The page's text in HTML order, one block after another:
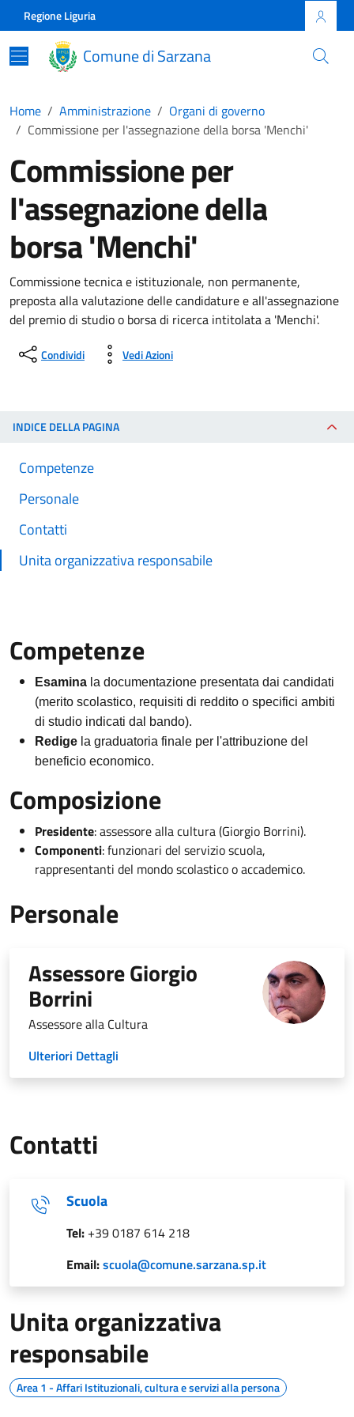
Skip to main content
Comune di Sarzana
Regione Liguria
Comune di Sarzana
Home Amministrazione
Organi di governo
Commissione per l'assegnazione della borsa 'Menchi'
Commissione per
l'assegnazione della
borsa 'Menchi'
Commissione tecnica e istituzionale, non permanente,
preposta alla valutazione delle candidature e all'assegnazione
del premio di studio o borsa di ricerca intitolata a 'Menchi'.
Condividi Vedi Azioni
INDICE DELLA PAGINA
Competenze
Personale
Contatti
Unita organizzativa responsabile
Competenze
Esamina la documentazione presentata dai candidati
(merito scolastico, requisiti di reddito o specifici ambiti
di studio indicati dal bando).
Redige la graduatoria finale per l'attribuzione del
beneficio economico.
Composizione
Presidente: assessore alla cultura (Giorgio Borrini).
Componenti: funzionari del servizio scuola,
rappresentanti del mondo scolastico o accademico.
Personale
Assessore Giorgio
Borrini
Assessore alla Cultura
Ulteriori Dettagli
Contatti
Scuola
Tel: +39 0187 614 218
Email:scuola@comune.sarzana.sp.it
Unita organizzativa
responsabile
Area 1 - Affari Istituzionali, cultura e servizi alla persona